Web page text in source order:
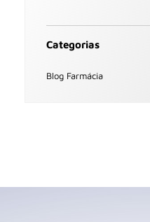
Categorias
Blog Farmácia